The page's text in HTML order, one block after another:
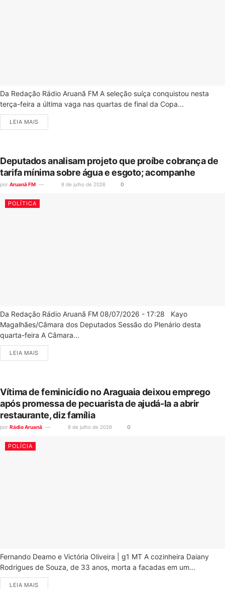
Da Redação Rádio Aruanã FM A seleção suíça conquistou nesta
terça-feira a última vaga nas quartas de final da Copa...
LEIA MAIS
Deputados analisam projeto que proíbe cobrança de
tarifa mínima sobre água e esgoto; acompanhe
por Aruanã FM 8 de julho de 2026 0
POLÍTICA
Da Redação Rádio Aruanã FM 08/07/2026 - 17:28 Kayo
Magalhães/Câmara dos Deputados Sessão do Plenário desta
quarta-feira A Câmara...
LEIA MAIS
Vítima de feminicídio no Araguaia deixou emprego
após promessa de pecuarista de ajudá-la a abrir
restaurante, diz família
por Rádio Aruanã 8 de julho de 2026 0
POLÍCIA
Fernando Deamo e Victória Oliveira | g1 MT A cozinheira Daiany
Rodrigues de Souza, de 33 anos, morta a facadas em um...
LEIA MAIS